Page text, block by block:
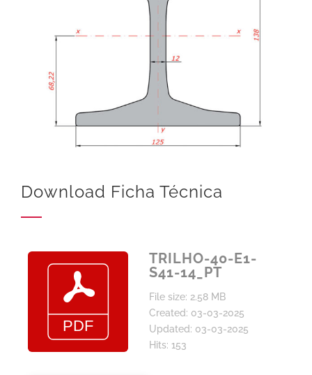
Download Ficha Técnica
TRILHO-40-E1-
S41-14_PT
File size: 2.58 MB
Created: 03-03-2025
Updated: 03-03-2025
Hits: 153